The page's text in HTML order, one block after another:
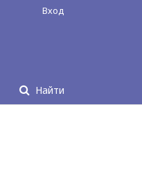
Найти
Вход